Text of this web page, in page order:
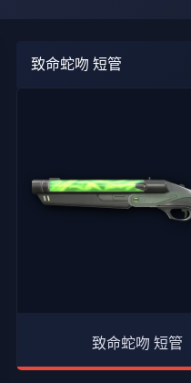
致命蛇吻 短管
致命蛇吻 短管